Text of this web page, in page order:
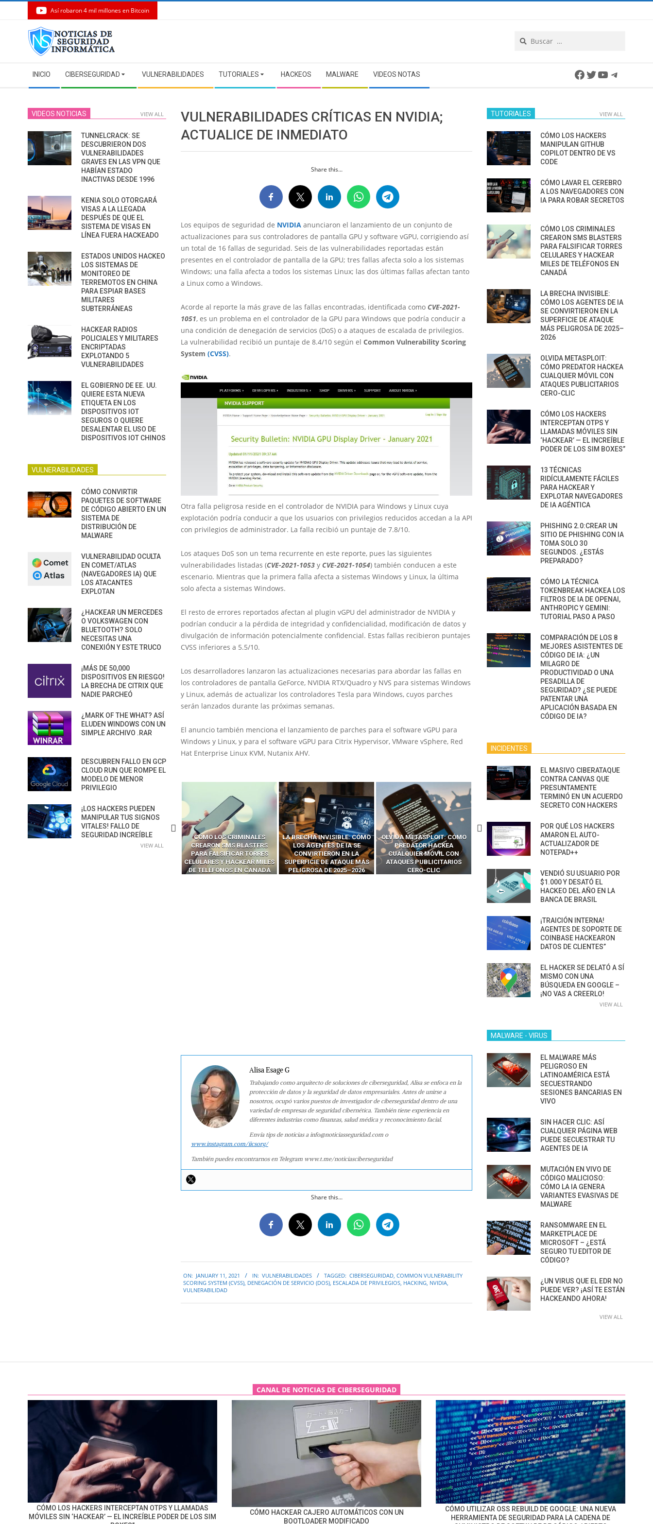
Así robaron 4 mil millones en Bitcoin
Navigation
Menu
INICIO CIBERSEGURIDAD VULNERABILIDADES TUTORIALES HACKEOS MALWARE VIDEOS NOTAS Facebook
Twitter
YouTube
VULNERABILIDADES CRÍTICAS EN NVIDIA;
ACTUALICE DE INMEDIATO
Share this...
Los equipos de seguridad de NVIDIA anunciaron el lanzamiento de un conjunto de
actualizaciones para sus controladores de pantalla GPU y software vGPU, corrigiendo así
un total de 16 fallas de seguridad. Seis de las vulnerabilidades reportadas están
presentes en el controlador de pantalla de la GPU; tres fallas afecta solo a los sistemas
Windows; una falla afecta a todos los sistemas Linux; las dos últimas fallas afectan tanto
a Linux como a Windows.
Acorde al reporte la más grave de las fallas encontradas, identificada como CVE-2021-
1051, es un problema en el controlador de la GPU para Windows que podría conducir a
una condición de denegación de servicios (DoS) o a ataques de escalada de privilegios.
La vulnerabilidad recibió un puntaje de 8.4/10 según el Common Vulnerability Scoring
System (CVSS).
Otra falla peligrosa reside en el controlador de NVIDIA para Windows y Linux cuya
explotación podría conducir a que los usuarios con privilegios reducidos accedan a la API
con privilegios de administrador. La falla recibió un puntaje de 7.8/10.
Los ataques DoS son un tema recurrente en este reporte, pues las siguientes
vulnerabilidades listadas (CVE-2021-1053 y CVE-2021-1054) también conducen a este
escenario. Mientras que la primera falla afecta a sistemas Windows y Linux, la última
solo afecta a sistemas Windows.
El resto de errores reportados afectan al plugin vGPU del administrador de NVIDIA y
podrían conducir a la pérdida de integridad y confidencialidad, modificación de datos y
divulgación de información potencialmente confidencial. Estas fallas recibieron puntajes
CVSS inferiores a 5.5/10.
Los desarrolladores lanzaron las actualizaciones necesarias para abordar las fallas en
los controladores de pantalla GeForce, NVIDIA RTX/Quadro y NVS para sistemas Windows
y Linux, además de actualizar los controladores Tesla para Windows, cuyos parches
serán lanzados durante las próximas semanas.
El anuncio también menciona el lanzamiento de parches para el software vGPU para
Windows y Linux, y para el software vGPU para Citrix Hypervisor, VMware vSphere, Red
Hat Enterprise Linux KVM, Nutanix AHV.
CÓMO LOS HACKERS
CÓMO LAVAR EL CEREBRO A
LOS NAVEGADORES CON IA
CÓMO LOS CRIMINALES
CREARON SMS BLASTERS
PARA FALSIFICAR TORRES
CELULARES Y HACKEAR MILES
DE TELÉFONOS EN CANADÁ
LA BRECHA INVISIBLE: CÓMO
LOS AGENTES DE IA SE
CONVIRTIERON EN LA
SUPERFICIE DE ATAQUE MÁS
PELIGROSA DE 2025–2026
OLVIDA METASPLOIT: CÓMO
PREDATOR HACKEA
CUALQUIER MÓVIL CON
ATAQUES PUBLICITARIOS
CERO-CLIC
CÓMO LOS HACKERS
INTERCEPTAN OTPS Y
LLAMADAS MÓVILES SIN
PODER DE LOS SIM BOXES”
13 TÉCNICAS
RIDÍCULAMENTE
PARA HACKEAR Y
AGÉNTICA
Alisa Esage G
Trabajando como arquitecto de soluciones de ciberseguridad, Alisa se enfoca en la
protección de datos y la seguridad de datos empresariales. Antes de unirse a
nosotros, ocupó varios puestos de investigador de ciberseguridad dentro de una
variedad de empresas de seguridad cibernética. También tiene experiencia en
diferentes industrias como finanzas, salud médica y reconocimiento facial.
Envía tips de noticias a info@noticiasseguridad.com o
www.instagram.com/iicsorg/
También puedes encontrarnos en Telegram www.t.me/noticiasciberseguridad
Share this...
01-
11
ON: JANUARY 11, 2021 IN: VULNERABILIDADES TAGGED: CIBERSEGURIDAD COMMON VULNERABILITY
SCORING SYSTEM (CVSS) DENEGACIÓN DE SERVICIO (DOS) ESCALADA DE PRIVILEGIOS HACKING NVIDIA
VULNERABILIDAD
VIDEOS NOTICIAS VIEW ALL
TUNNELCRACK: SE
DESCUBRIERON DOS
VULNERABILIDADES
GRAVES EN LAS VPN QUE
HABÍAN ESTADO
INACTIVAS DESDE 1996
KENIA SOLO OTORGARÁ
VISAS A LA LLEGADA
DESPUÉS DE QUE EL
SISTEMA DE VISAS EN
LÍNEA FUERA HACKEADO
ESTADOS UNIDOS HACKEO
LOS SISTEMAS DE
MONITOREO DE
TERREMOTOS EN CHINA
PARA ESPIAR BASES
MILITARES
SUBTERRÁNEAS
HACKEAR RADIOS
POLICIALES Y MILITARES
ENCRIPTADAS
EXPLOTANDO 5
VULNERABILIDADES
EL GOBIERNO DE EE. UU.
QUIERE ESTA NUEVA
ETIQUETA EN LOS
DISPOSITIVOS IOT
SEGUROS O QUIERE
DESALENTAR EL USO DE
DISPOSITIVOS IOT CHINOS
VULNERABILIDADES
CÓMO CONVIRTIR
PAQUETES DE SOFTWARE
DE CÓDIGO ABIERTO EN UN
SISTEMA DE
DISTRIBUCIÓN DE
MALWARE
VULNERABILIDAD OCULTA
EN COMET/ATLAS
(NAVEGADORES IA) QUE
LOS ATACANTES
EXPLOTAN
¿HACKEAR UN MERCEDES
O VOLKSWAGEN CON
BLUETOOTH? SOLO
NECESITAS UNA
CONEXIÓN Y ESTE TRUCO
¡MÁS DE 50,000
DISPOSITIVOS EN RIESGO!
LA BRECHA DE CITRIX QUE
NADIE PARCHEÓ
¿MARK OF THE WHAT? ASÍ
ELUDEN WINDOWS CON UN
SIMPLE ARCHIVO .RAR
DESCUBREN FALLO EN GCP
CLOUD RUN QUE ROMPE EL
MODELO DE MENOR
PRIVILEGIO
¡LOS HACKERS PUEDEN
MANIPULAR TUS SIGNOS
VITALES! FALLO DE
SEGURIDAD INCREÍBLE
VIEW ALL
TUTORIALES VIEW ALL
CÓMO LOS HACKERS
MANIPULAN GITHUB
COPILOT DENTRO DE VS
CODE
CÓMO LAVAR EL CEREBRO
A LOS NAVEGADORES CON
IA PARA ROBAR SECRETOS
CÓMO LOS CRIMINALES
CREARON SMS BLASTERS
PARA FALSIFICAR TORRES
CELULARES Y HACKEAR
MILES DE TELÉFONOS EN
CANADÁ
LA BRECHA INVISIBLE:
CÓMO LOS AGENTES DE IA
SE CONVIRTIERON EN LA
SUPERFICIE DE ATAQUE
MÁS PELIGROSA DE 2025–
2026
OLVIDA METASPLOIT:
CÓMO PREDATOR HACKEA
CUALQUIER MÓVIL CON
ATAQUES PUBLICITARIOS
CERO-CLIC
CÓMO LOS HACKERS
INTERCEPTAN OTPS Y
LLAMADAS MÓVILES SIN
‘HACKEAR’ — EL INCREÍBLE
PODER DE LOS SIM BOXES”
13 TÉCNICAS
RIDÍCULAMENTE FÁCILES
PARA HACKEAR Y
EXPLOTAR NAVEGADORES
DE IA AGÉNTICA
PHISHING 2.0:CREAR UN
SITIO DE PHISHING CON IA
TOMA SOLO 30
SEGUNDOS. ¿ESTÁS
PREPARADO?
CÓMO LA TÉCNICA
TOKENBREAK HACKEA LOS
FILTROS DE IA DE OPENAI,
ANTHROPIC Y GEMINI:
TUTORIAL PASO A PASO
COMPARACIÓN DE LOS 8
MEJORES ASISTENTES DE
CÓDIGO DE IA: ¿UN
MILAGRO DE
PRODUCTIVIDAD O UNA
PESADILLA DE
SEGURIDAD? ¿SE PUEDE
PATENTAR UNA
APLICACIÓN BASADA EN
CÓDIGO DE IA?
INCIDENTES
EL MASIVO CIBERATAQUE
CONTRA CANVAS QUE
PRESUNTAMENTE
TERMINÓ EN UN ACUERDO
SECRETO CON HACKERS
POR QUÉ LOS HACKERS
AMARON EL AUTO-
ACTUALIZADOR DE
NOTEPAD++
VENDIÓ SU USUARIO POR
$1.000 Y DESATÓ EL
HACKEO DEL AÑO EN LA
BANCA DE BRASIL
¡TRAICIÓN INTERNA!
AGENTES DE SOPORTE DE
COINBASE HACKEARON
DATOS DE CLIENTES”
EL HACKER SE DELATÓ A SÍ
MISMO CON UNA
BÚSQUEDA EN GOOGLE –
¡NO VAS A CREERLO!
VIEW ALL
MALWARE - VIRUS
EL MALWARE MÁS
PELIGROSO EN
LATINOAMÉRICA ESTÁ
SECUESTRANDO
SESIONES BANCARIAS EN
VIVO
SIN HACER CLIC: ASÍ
CUALQUIER PÁGINA WEB
PUEDE SECUESTRAR TU
AGENTES DE IA
MUTACIÓN EN VIVO DE
CÓDIGO MALICIOSO:
CÓMO LA IA GENERA
VARIANTES EVASIVAS DE
MALWARE
RANSOMWARE EN EL
MARKETPLACE DE
MICROSOFT – ¿ESTÁ
SEGURO TU EDITOR DE
CÓDIGO?
¿UN VIRUS QUE EL EDR NO
PUEDE VER? ¡ASÍ TE ESTÁN
HACKEANDO AHORA!
VIEW ALL
CANAL DE NOTICIAS DE CIBERSEGURIDAD
CÓMO LOS HACKERS INTERCEPTAN OTPS Y LLAMADAS
MÓVILES SIN ‘HACKEAR’ — EL INCREÍBLE PODER DE LOS SIM
CÓMO HACKEAR CAJERO AUTOMÁTICOS CON UN
BOOTLOADER MODIFICADO
CÓMO UTILIZAR OSS REBUILD DE GOOGLE: UNA NUEVA
HERRAMIENTA DE SEGURIDAD PARA LA CADENA DE